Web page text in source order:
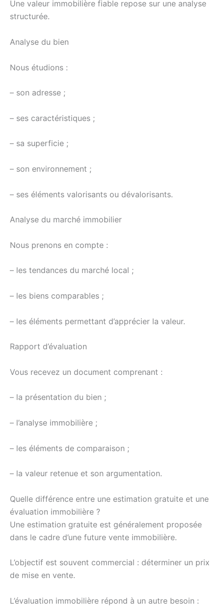
Une valeur immobilière fiable repose sur une analyse
structurée.
Analyse du bien
Nous étudions :
– son adresse ;
– ses caractéristiques ;
– sa superficie ;
– son environnement ;
– ses éléments valorisants ou dévalorisants.
Analyse du marché immobilier
Nous prenons en compte :
– les tendances du marché local ;
– les biens comparables ;
– les éléments permettant d’apprécier la valeur.
Rapport d’évaluation
Vous recevez un document comprenant :
– la présentation du bien ;
– l’analyse immobilière ;
– les éléments de comparaison ;
– la valeur retenue et son argumentation.
Quelle différence entre une estimation gratuite et une
évaluation immobilière ?
Une estimation gratuite est généralement proposée
dans le cadre d’une future vente immobilière.
L’objectif est souvent commercial : déterminer un prix
de mise en vente.
L’évaluation immobilière répond à un autre besoin :